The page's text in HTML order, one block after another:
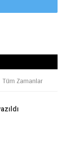
Tüm Zamanlar